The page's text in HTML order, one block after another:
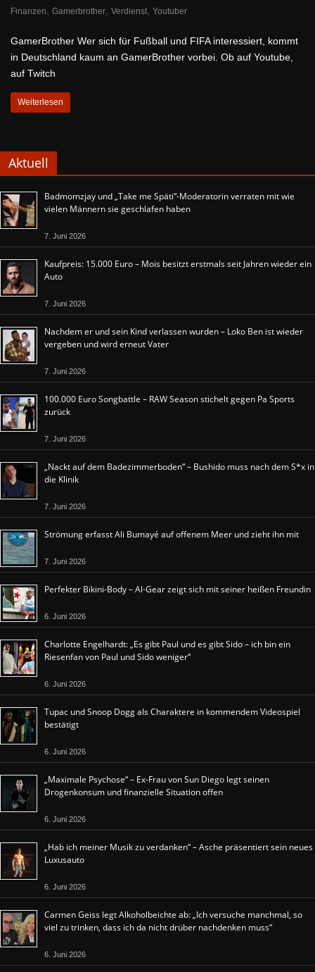
Finanzen, Gamerbrother, Verdienst, Youtuber
GamerBrother Wer sich für Fußball und FIFA interessiert, kommt
in Deutschland kaum an GamerBrother vorbei. Ob auf Youtube,
auf Twitch
Weiterlesen
Aktuell
Badmomzjay und „Take me Späti“-Moderatorin verraten mit wie
vielen Männern sie geschlafen haben
7. Juni 2026
Kaufpreis: 15.000 Euro – Mois besitzt erstmals seit Jahren wieder ein
Auto
7. Juni 2026
Nachdem er und sein Kind verlassen wurden – Loko Ben ist wieder
vergeben und wird erneut Vater
7. Juni 2026
100.000 Euro Songbattle – RAW Season stichelt gegen Pa Sports
zurück
7. Juni 2026
„Nackt auf dem Badezimmerboden“ – Bushido muss nach dem S*x in
die Klinik
7. Juni 2026
Strömung erfasst Ali Bumayé auf offenem Meer und zieht ihn mit
7. Juni 2026
Perfekter Bikini-Body – Al-Gear zeigt sich mit seiner heißen Freundin
6. Juni 2026
Charlotte Engelhardt: „Es gibt Paul und es gibt Sido – ich bin ein
Riesenfan von Paul und Sido weniger“
6. Juni 2026
Tupac und Snoop Dogg als Charaktere in kommendem Videospiel
bestätigt
6. Juni 2026
„Maximale Psychose“ – Ex-Frau von Sun Diego legt seinen
Drogenkonsum und finanzielle Situation offen
6. Juni 2026
„Hab ich meiner Musik zu verdanken“ – Asche präsentiert sein neues
Luxusauto
6. Juni 2026
Carmen Geiss legt Alkoholbeichte ab: „Ich versuche manchmal, so
viel zu trinken, dass ich da nicht drüber nachdenken muss“
6. Juni 2026